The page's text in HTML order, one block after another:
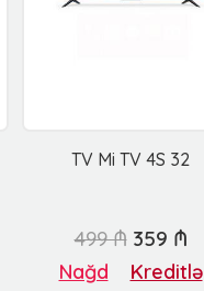
TV Mi TV 4S 32
499 ₼ 359 ₼
Nağd Kreditlə